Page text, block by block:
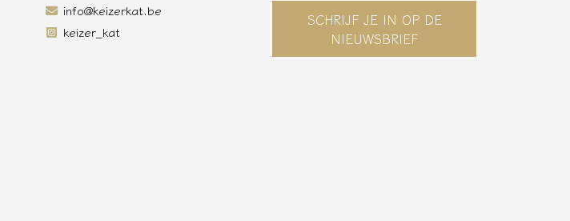
info@keizerkat.be
keizer_kat
SCHRIJF JE IN OP DE
NIEUWSBRIEF